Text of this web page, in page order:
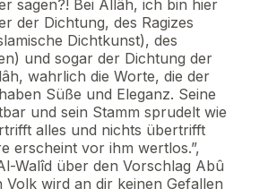
sagen?! Bei Allâh, ich bin hier
der Dichtung, des Ragizes
Dichtkunst), des
und sogar der Dichtung der
wahrlich die Worte, die der
Süße und Eleganz. Seine
und sein Stamm sprudelt wie
alles und nichts übertrifft
erscheint vor ihm wertlos.”,
Walîd über den Vorschlag Abû
Volk wird an dir keinen Gefallen